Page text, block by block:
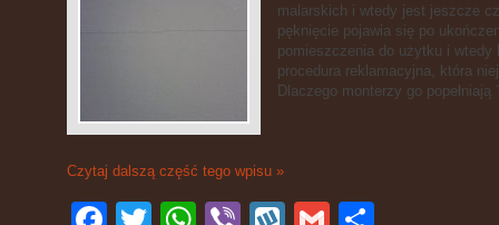
malarskich i wtedy jest jeszcze
pęknięcie pojawia się po
pomieszczenia do użytku i
procedura reklamacyjna, która
Dlaczego monterzy go popełniają
Czytaj dalszą część tego wpisu »
Facebook
Twitter WhatsApp
Viber WykopGmail